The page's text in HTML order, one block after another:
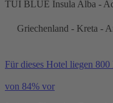
TUI BLUE Insula Alba -
Griechenland - Kreta -
Für dieses Hotel liegen
von 84% vor